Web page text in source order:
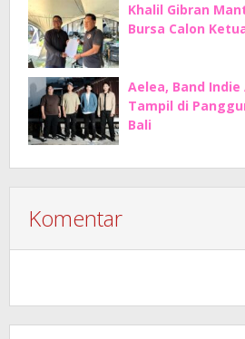
Khalil Gibran
Bursa Calon
Aelea, Band
Tampil di
Bali
Komentar